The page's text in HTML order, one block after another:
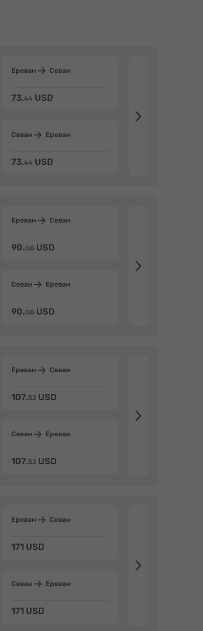
Ереван Севан
73.44 USD
Севан Ереван
73.44 USD
Ереван Севан
90.06 USD
Севан Ереван
90.06 USD
Ереван Севан
107.52 USD
Севан Ереван
107.52 USD
Ереван Севан
171 USD
Севан Ереван
171 USD